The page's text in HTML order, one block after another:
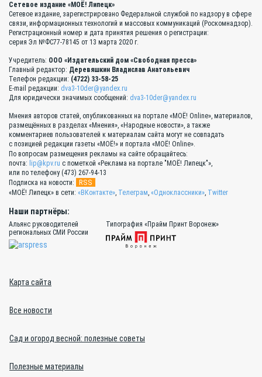
Сетевое издание «МОЁ! Липецк»
Сетевое издание, зарегистрировано Федеральной службой по надзору в сфере
связи, информационных технологий и массовых коммуникаций (Роскомнадзор).
Регистрационный номер и дата принятия решения о регистрации:
серия Эл №ФС77-78145 от 13 марта 2020 г.
Учредитель: ООО «Издательский дом «Свободная пресса»
Главный редактор: Деревяшкин Владислав Анатольевич
Телефон редакции: (4722) 33-58-25
E-mail редакции: dva3-10der@yandex.ru
Для юридически значимых сообщений: dva3-10der@yandex.ru
Мнения авторов статей, опубликованных на портале «МОЁ! Online», материалов,
размещённых в разделах «Мнения», «Народные новости», а также
комментариев пользователей к материалам сайта могут не совпадать
с позицией редакции газеты «МОЁ!» и портала «МОЁ! Online».
По вопросам размещения рекламы на сайте обращайтесь:
почта: lip@kpv.ru с пометкой «Реклама на портале "МОЁ! Липецк"»,
или по телефону (473) 267-94-13
Подписка на новости:
RSS
«МОЁ! Липецк» в сети: «ВКонтакте», Телеграм, «Одноклассники», Twitter
Наши партнёры:
Альянс руководителей
региональных СМИ России
Типография «Прайм Принт Воронеж»
Карта сайта
Все новости
Сад и огород весной: полезные советы
Полезные материалы